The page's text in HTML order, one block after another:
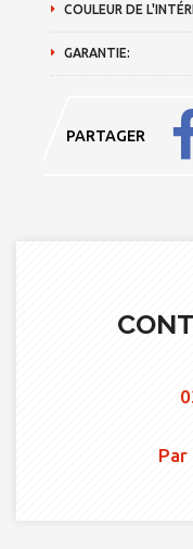
COULEUR DE
GARANTIE:
PARTAGER
Par